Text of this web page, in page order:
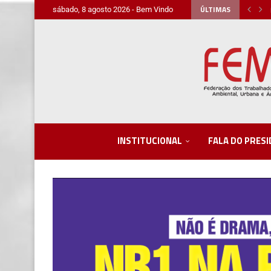
sábado, 8 agosto 2026 - Bem Vindo ÚLTIMAS
INSTITUCIONAL FALA DO